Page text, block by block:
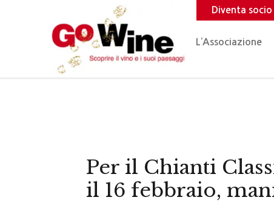
Diventa socio
L’Associazione
Per il Chianti
il 16 febbraio,